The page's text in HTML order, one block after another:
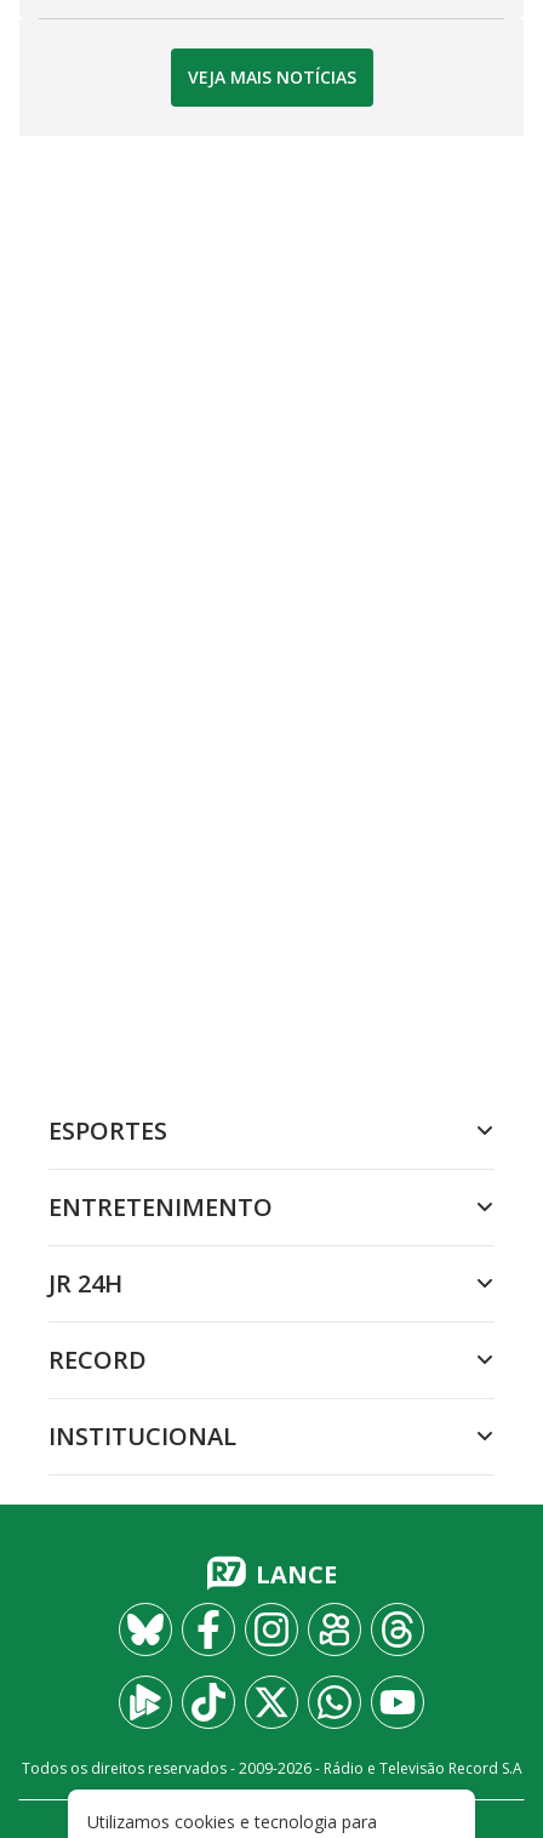
VEJA MAIS NOTÍCIAS
ESPORTES
ENTRETENIMENTO
JR 24H
RECORD
INSTITUCIONAL
LANCE
Todos os direitos reservados - 2009-2026- Rádio e Televisão Record S.A
Utilizamos cookies e tecnologia para